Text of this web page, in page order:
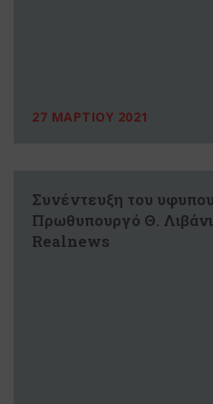
27 ΜΑΡΤΙΟΥ 2021
Συνέντευξη του
Πρωθυπουργό Θ.
Realnews